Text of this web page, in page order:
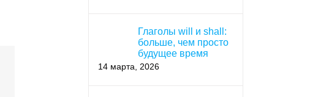
Глаголы will и shall:
больше, чем просто
будущее время
14 марта, 2026